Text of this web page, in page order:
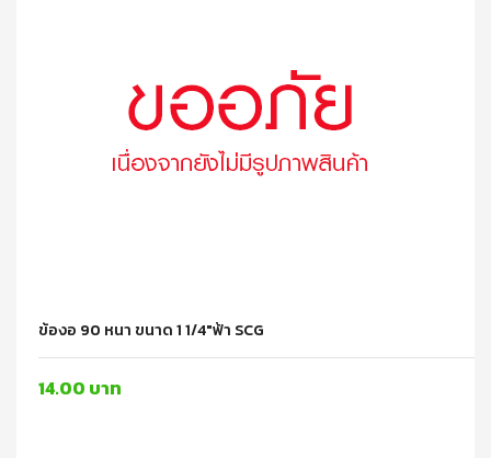
ข้องอ 90 หนา ขนาด 1 1/4"ฟ้า SCG
14.00 บาท